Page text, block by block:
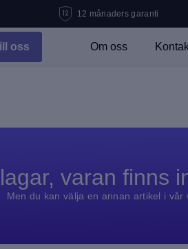
12 månaders garanti
oss Om oss
varan finns
Men du kan välja en annan artikel i vår